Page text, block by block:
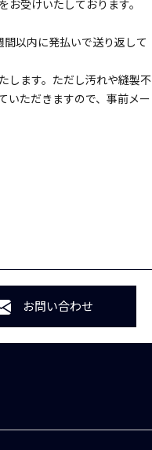
受けいたしております。
以内に発払いで送り返して
します。ただし汚れや縫製不
いただきますので、事前メー
お問い合わせ